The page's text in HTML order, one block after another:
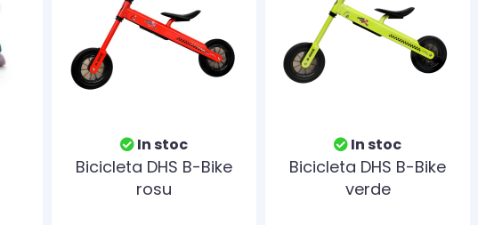
In stoc
Bicicleta DHS B-Bike
rosu
In stoc
Bicicleta DHS B-Bike
verde